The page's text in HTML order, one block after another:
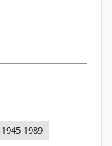
1945-1989